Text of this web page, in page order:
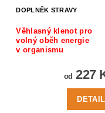
DOPLNĚK STRAVY
Věhlasný klenot pro
volný oběh energie
v organismu
od 227
DETAIL